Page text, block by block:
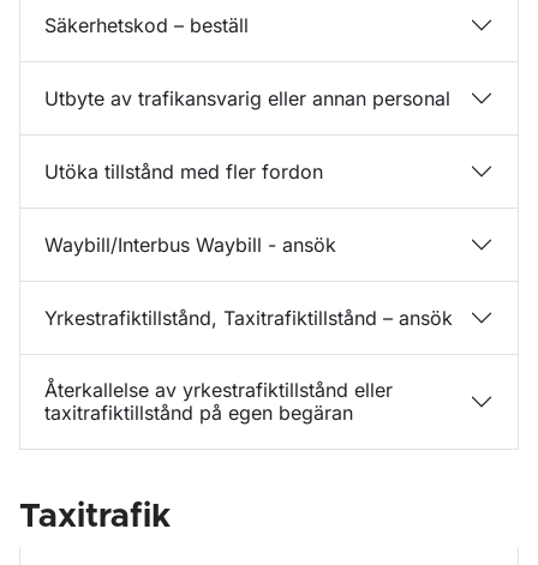
Säkerhetskod – beställ
Utbyte av trafikansvarig eller annan personal
Utöka tillstånd med fler fordon
Waybill/Interbus Waybill - ansök
Yrkestrafiktillstånd, Taxitrafiktillstånd – ansök
Återkallelse av yrkestrafiktillstånd eller
taxitrafiktillstånd på egen begäran
Taxitrafik